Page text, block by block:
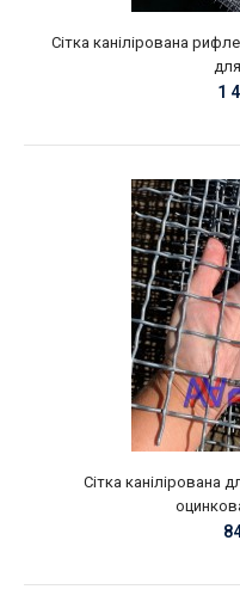
Сітка канілірована
1
Сітка канілірована